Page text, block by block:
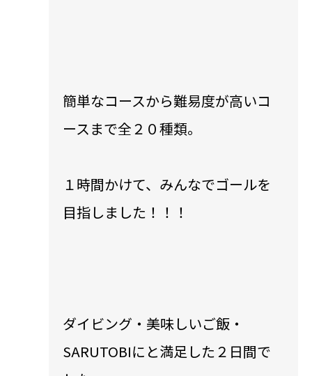
簡単なコースから難易度が高いコ
ースまで全２０種類。
１時間かけて、みんなでゴールを
目指しました！！！
ダイビング・美味しいご飯・
SARUTOBIにと満足した２日間で